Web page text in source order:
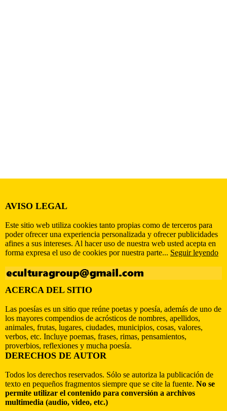
AVISO LEGAL
Este sitio web utiliza cookies tanto propias como de terceros para
poder ofrecer una experiencia personalizada y ofrecer publicidades
afines a sus intereses. Al hacer uso de nuestra web usted acepta en
forma expresa el uso de cookies por nuestra parte... Seguir leyendo
ACERCA DEL SITIO
Las poesías es un sitio que reúne poetas y poesía, además de uno de
los mayores compendios de acrósticos de nombres, apellidos,
animales, frutas, lugares, ciudades, municipios, cosas, valores,
verbos, etc. Incluye poemas, frases, rimas, pensamientos,
proverbios, reflexiones y mucha poesía.
DERECHOS DE AUTOR
Todos los derechos reservados. Sólo se autoriza la publicación de
texto en pequeños fragmentos siempre que se cite la fuente. No se
permite utilizar el contenido para conversión a archivos
multimedia (audio, video, etc.)